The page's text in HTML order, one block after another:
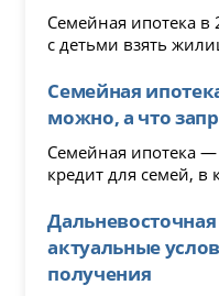
Семейная ипотека в
с детьми взять
Семейная
можно, а что
Семейная ипотека
кредит для семей, в
актуальные
получения